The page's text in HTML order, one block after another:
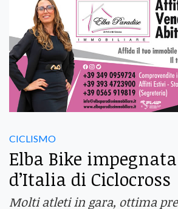
CICLISMO
Elba Bike
d’Italia di Ciclocross
Molti atleti in gara, ottima